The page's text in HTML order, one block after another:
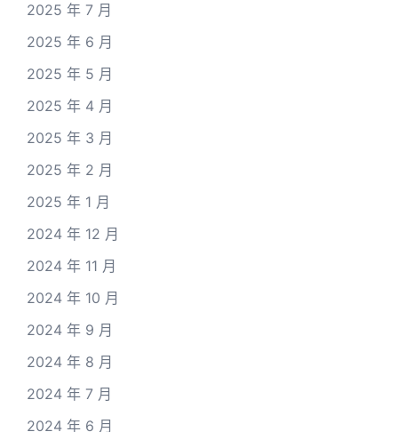
2025 年 7 月
2025 年 6 月
2025 年 5 月
2025 年 4 月
2025 年 3 月
2025 年 2 月
2025 年 1 月
2024 年 12 月
2024 年 11 月
2024 年 10 月
2024 年 9 月
2024 年 8 月
2024 年 7 月
2024 年 6 月